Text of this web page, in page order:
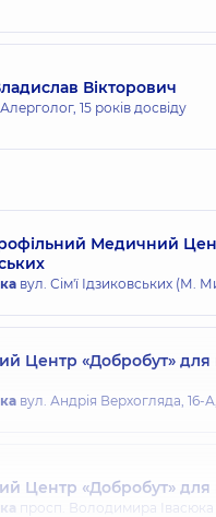
Вікторович
15 років досвіду
Медичний
вул. Сім'ї Ідзиковських (М.
Центр «Добробут» для
вул. Андрія Верхогляда, 16-
Центр «Добробут» для
просп. Володимира Івасюка